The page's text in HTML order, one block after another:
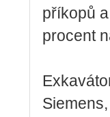
příkopů
procent